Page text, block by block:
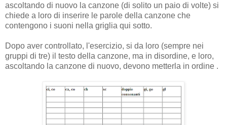
ascoltando di nuovo la canzone (di solito un paio di volte) si
chiede a loro di inserire le parole della canzone che
contengono i suoni nella griglia qui sotto.
Dopo aver controllato, l'esercizio, si da loro (sempre nei
gruppi di tre) il testo della canzone, ma in disordine, e loro,
ascoltando la canzone di nuovo, devono metterla in ordine .